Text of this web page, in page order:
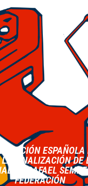
ESPAÑOLA
LA FINALIZACIÓN DE
DE RAFAEL
FEDERACIÓN